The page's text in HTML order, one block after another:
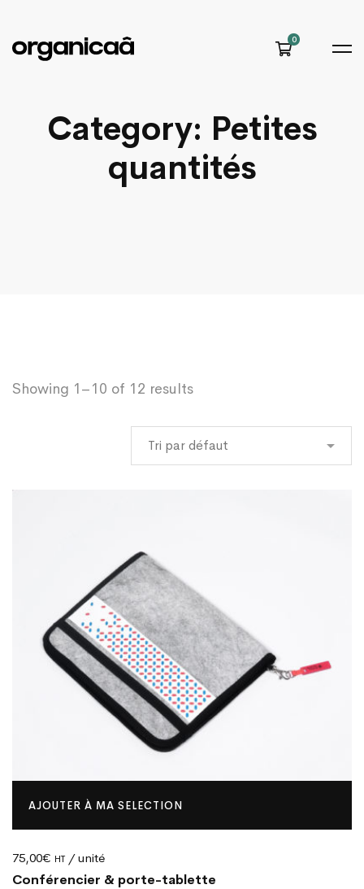
Category: Petites
quantités
Showing 1–10 of 12 results
AJOUTER À MA SELECTION
75,00€ HT / unité
Conférencier & porte-tablette